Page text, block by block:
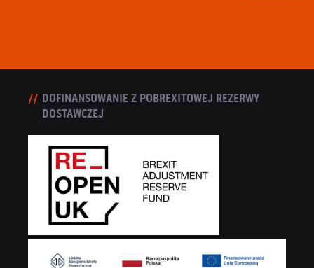
DOFINANSOWANIE Z POBREXITOWEJ REZERWY
DOSTAWCZEJ